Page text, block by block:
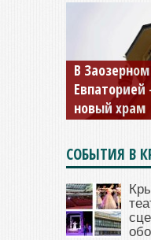
Мужской
и Дамиана в
открыт для
СОБЫТИЯ В